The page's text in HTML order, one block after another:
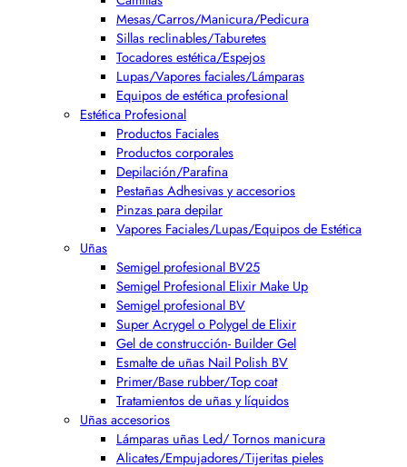
Mesas/Carros/Manicura/Pedicura
Sillas reclinables/Taburetes
Tocadores estética/Espejos
Lupas/Vapores faciales/Lámparas
Equipos de estética profesional
Estética Profesional
Productos Faciales
Productos corporales
Depilación/Parafina
Pestañas Adhesivas y accesorios
Pinzas para depilar
Vapores Faciales/Lupas/Equipos de Estética
Uñas
Semigel profesional BV25
Semigel Profesional Elixir Make Up
Semigel profesional BV
Super Acrygel o Polygel de Elixir
Gel de construcción- Builder Gel
Esmalte de uñas Nail Polish BV
Primer/Base rubber/Top coat
Tratamientos de uñas y líquidos
Uñas accesorios
Lámparas uñas Led/ Tornos manicura
Alicates/Empujadores/Tijeritas pieles